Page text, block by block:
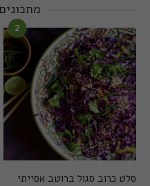
2
סלט כרוב סגול ברוטב אסייתי